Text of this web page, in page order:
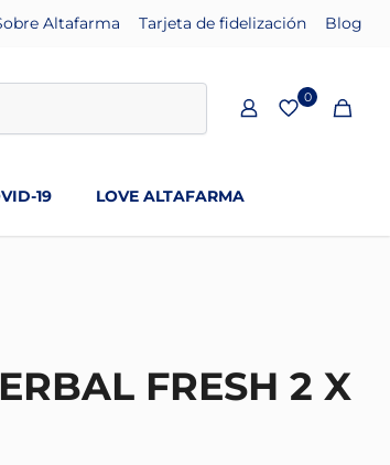
Altafarma Tarjeta de fidelización Blog
0
19 LOVE ALTAFARMA
FRESH 2 X